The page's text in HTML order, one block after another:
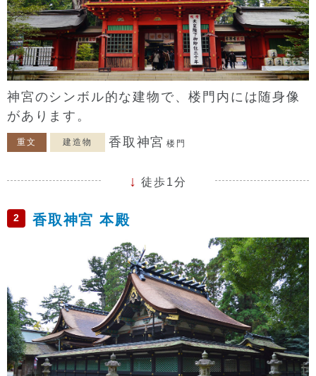
神宮のシンボル的な建物で、楼門内には随身像
があります。
重文 建造物 香取神宮 楼門
徒歩1分
2 香取神宮 本殿